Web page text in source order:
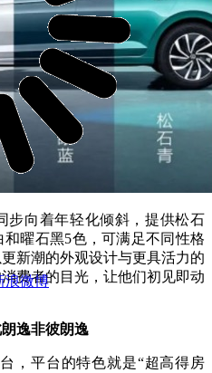
步向着年轻化倾斜，提供松石
曜石黑5色，可满足不同性格
新潮的外观设计与更具活力的
费者的目光，让他们初见即动
逸非彼朗逸
，平台的特色就是“超高得房
浪微博